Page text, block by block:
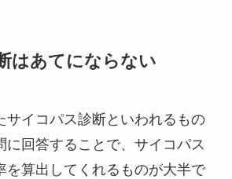
はあてにならない
サイコパス診断といわれるもの
に回答することで、サイコパス
を算出してくれるものが大半で